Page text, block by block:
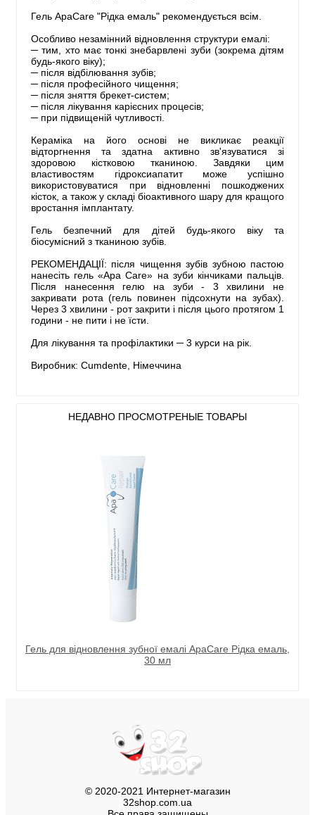
Гель ApaCare "Рідка емаль" рекомендується всім.
Особливо незамінний відновлення структури емалі:
─ тим, хто має тонкі знебарвлені зуби (зокрема дітям
будь-якого віку);
─ після відбілювання зубів;
─ після професійного чищення;
─ після зняття брекет-систем;
─ після лікування карієсних процесів;
─ при підвищеній чутливості.
Кераміка на його основі не викликає реакції
відторгнення та здатна активно зв'язуватися зі
здоровою кістковою тканиною. Завдяки цим
властивостям гідроксиапатит може успішно
використовуватися при відновленні пошкоджених
кісток, а також у складі біоактивного шару для кращого
вростання імплантату.
Гель безпечний для дітей будь-якого віку та
біосумісний з тканиною зубів.
РЕКОМЕНДАЦІЇ: після чищення зубів зубною пастою
нанесіть гель «Apa Care» на зуби кінчиками пальців.
Після нанесення гелю на зуби - 3 хвилини не
закривати рота (гель повинен підсохнути на зубах).
Через 3 хвилини - рот закрити і після цього протягом 1
години - не пити і не їсти.
Для лікування та профілактики ─ 3 курси на рік.
Виробник: Cumdente, Німеччина
НЕДАВНО ПРОСМОТРЕНЫЕ ТОВАРЫ
Гель для відновлення зубної емалі ApaCare Рідка емаль,
30 мл
© 2020-2021 Интернет-магазин
32shop.com.ua